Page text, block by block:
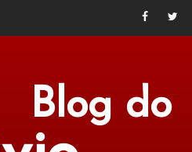
Blog do